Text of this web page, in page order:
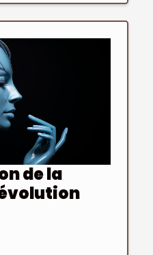
de la